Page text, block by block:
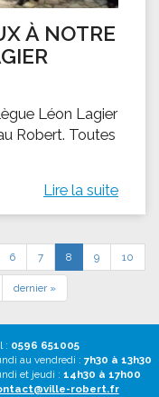
À NOTRE
Léon Lagier
Robert. Toutes
Lire la suite
6 7 8 9 10
dernier »
: 0596 651005
au vendredi : 7h30 à 13h30
et jeudi : 14h30 à 17h00
robert.fr